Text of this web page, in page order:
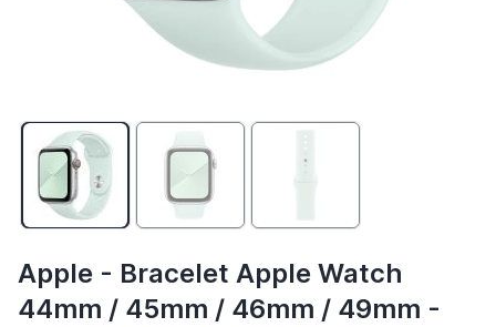
Apple - Bracelet Apple Watch
44mm / 45mm / 46mm / 49mm -